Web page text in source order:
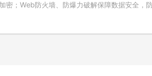
密；Web防火墙、防爆力破解保障数据安全，